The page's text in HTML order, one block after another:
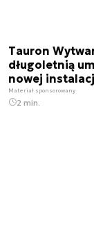
Tauron
długoletnią
nowej
Materiał sponsorowany
2 min.